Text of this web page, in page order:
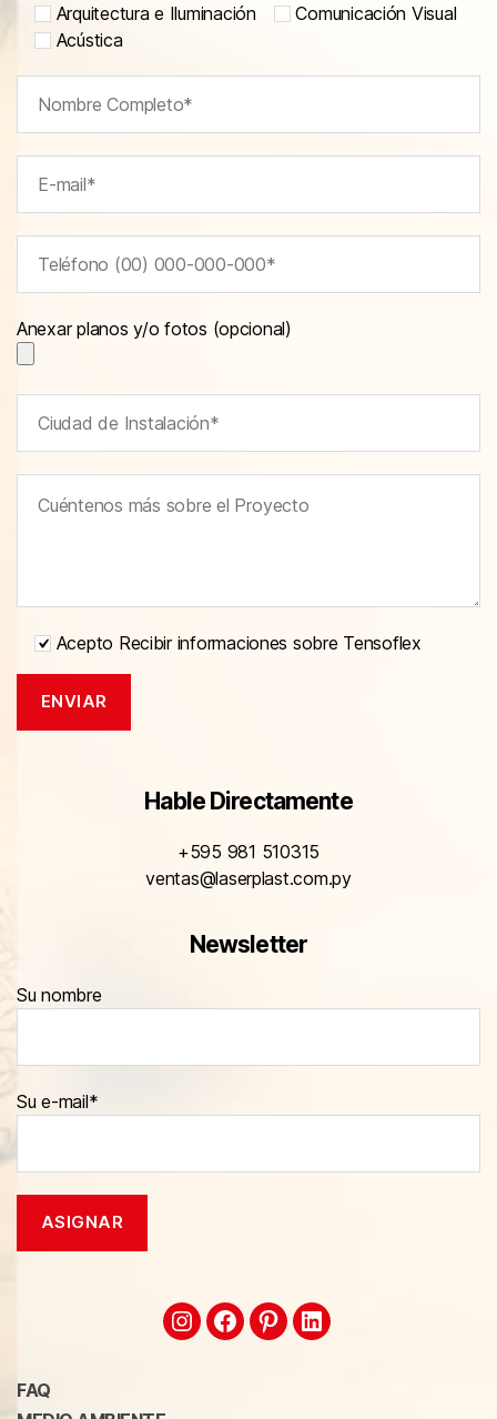
Arquitectura e Iluminación
Comunicación Visual
Acústica
Anexar planos y/o fotos (opcional)
Acepto Recibir informaciones sobre Tensoflex
Hable Directamente
+595 981 510315
ventas@laserplast.com.py
Newsletter
Su nombre
Su e-mail*
FAQ